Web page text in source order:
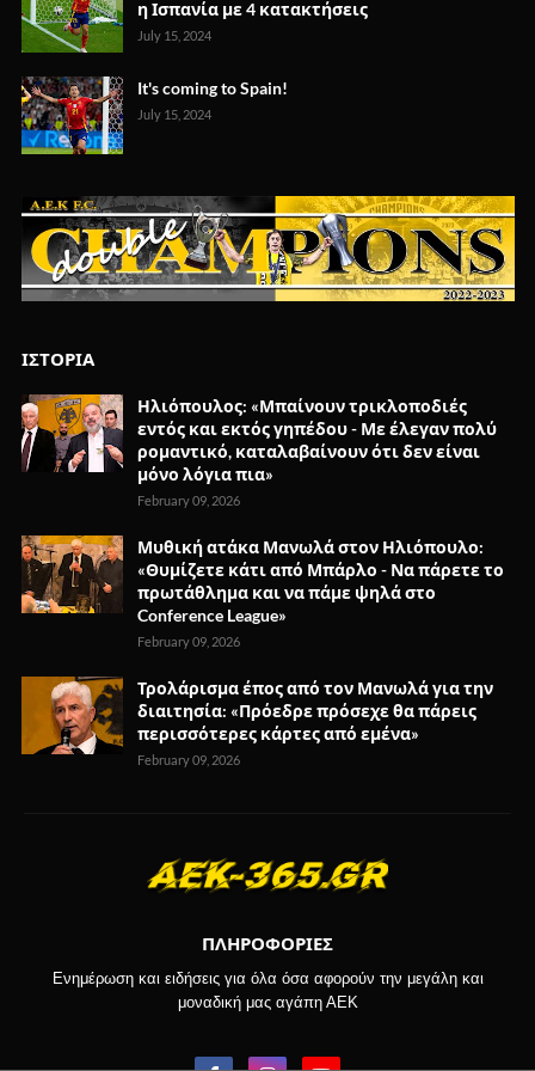
η Ισπανία με 4 κατακτήσεις
July 15, 2024
It's coming to Spain!
July 15, 2024
ΙΣΤΟΡΙΑ
Ηλιόπουλος: «Μπαίνουν τρικλοποδιές
εντός και εκτός γηπέδου - Με έλεγαν πολύ
ρομαντικό, καταλαβαίνουν ότι δεν είναι
μόνο λόγια πια»
February 09, 2026
Μυθική ατάκα Μανωλά στον Ηλιόπουλο:
«Θυμίζετε κάτι από Μπάρλο - Να πάρετε το
πρωτάθλημα και να πάμε ψηλά στο
Conference League»
February 09, 2026
Τρολάρισμα έπος από τον Μανωλά για την
διαιτησία: «Πρόεδρε πρόσεχε θα πάρεις
περισσότερες κάρτες από εμένα»
February 09, 2026
ΠΛΗΡΟΦΟΡΙΕΣ
Ενημέρωση και ειδήσεις για όλα όσα αφορούν την μεγάλη και
μοναδική μας αγάπη ΑΕΚ